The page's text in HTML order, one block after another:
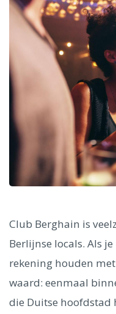
Alle steden
Phoenix
Dresden
Ålesund
Club Berghain is
Berlijnse locals. Als
rekening houden
waard: eenmaal
die Duitse hoofdstad